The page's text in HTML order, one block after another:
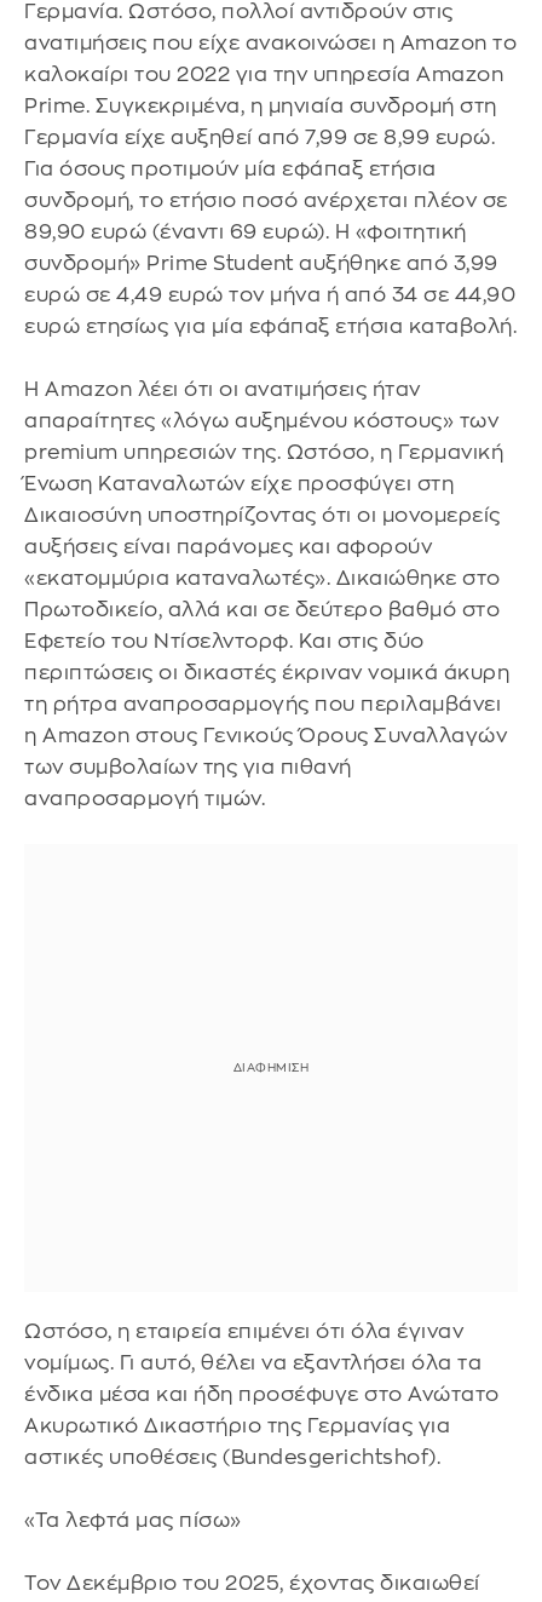
Γερμανία. Ωστόσο, πολλοί αντιδρούν στις
ανατιμήσεις που είχε ανακοινώσει η Amazon το
καλοκαίρι του 2022 για την υπηρεσία Amazon
Prime. Συγκεκριμένα, η μηνιαία συνδρομή στη
Γερμανία είχε αυξηθεί από 7,99 σε 8,99 ευρώ.
Για όσους προτιμούν μία εφάπαξ ετήσια
συνδρομή, το ετήσιο ποσό ανέρχεται πλέον σε
89,90 ευρώ (έναντι 69 ευρώ). H «φοιτητική
συνδρομή» Prime Student αυξήθηκε από 3,99
ευρώ σε 4,49 ευρώ τον μήνα ή από 34 σε 44,90
ευρώ ετησίως για μία εφάπαξ ετήσια καταβολή.
Η Amazon λέει ότι οι ανατιμήσεις ήταν
απαραίτητες «λόγω αυξημένου κόστους» των
premium υπηρεσιών της. Ωστόσο, η Γερμανική
Ένωση Καταναλωτών είχε προσφύγει στη
Δικαιοσύνη υποστηρίζοντας ότι οι μονομερείς
αυξήσεις είναι παράνομες και αφορούν
«εκατομμύρια καταναλωτές». Δικαιώθηκε στο
Πρωτοδικείο, αλλά και σε δεύτερο βαθμό στο
Εφετείο του Ντίσελντορφ. Και στις δύο
περιπτώσεις οι δικαστές έκριναν νομικά άκυρη
τη ρήτρα αναπροσαρμογής που περιλαμβάνει
η Amazon στους Γενικούς Όρους Συναλλαγών
των συμβολαίων της για πιθανή
αναπροσαρμογή τιμών.
Ωστόσο, η εταιρεία επιμένει ότι όλα έγιναν
νομίμως. Γι αυτό, θέλει να εξαντλήσει όλα τα
ένδικα μέσα και ήδη προσέφυγε στο Ανώτατο
Ακυρωτικό Δικαστήριο της Γερμανίας για
αστικές υποθέσεις (Bundesgerichtshof).
«Τα λεφτά μας πίσω»
Τον Δεκέμβριο του 2025, έχοντας δικαιωθεί